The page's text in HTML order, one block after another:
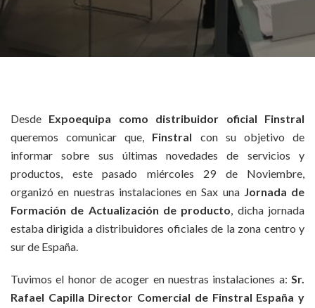
Desde Expoequipa como distribuidor oficial Finstral
queremos comunicar que, Finstral con su objetivo de
informar sobre sus últimas novedades de servicios y
productos, este pasado miércoles 29 de Noviembre,
organizó en nuestras instalaciones en Sax una Jornada de
Formación de Actualización de producto, dicha jornada
estaba dirigida a distribuidores oficiales de la zona centro y
sur de España.
Tuvimos el honor de acoger en nuestras instalaciones a: Sr.
Rafael Capilla Director Comercial de Finstral España y